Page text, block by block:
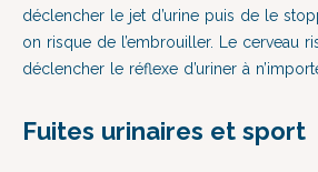
déclencher le jet d’urine puis de le
on risque de l’embrouiller. Le cerveau
déclencher le réflexe d’uriner à
Fuites urinaires et sport